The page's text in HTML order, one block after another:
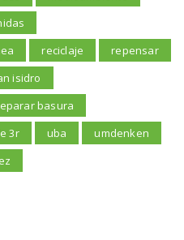
reciclaje
repensar
isidro
basura
3r uba
umdenken